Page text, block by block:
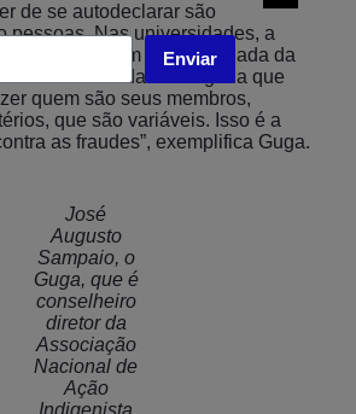
de se autodeclarar são
pessoas. Nas universidades, a
estudante vem acompanhada da
É a comunidade indígena que
quem são seus membros,
que são variáveis. Isso é a
as fraudes”, exemplifica Guga.
José
Augusto
Sampaio, o
Guga, que é
conselheiro
diretor da
Associação
Nacional de
Ação
Indigenista
Enviar